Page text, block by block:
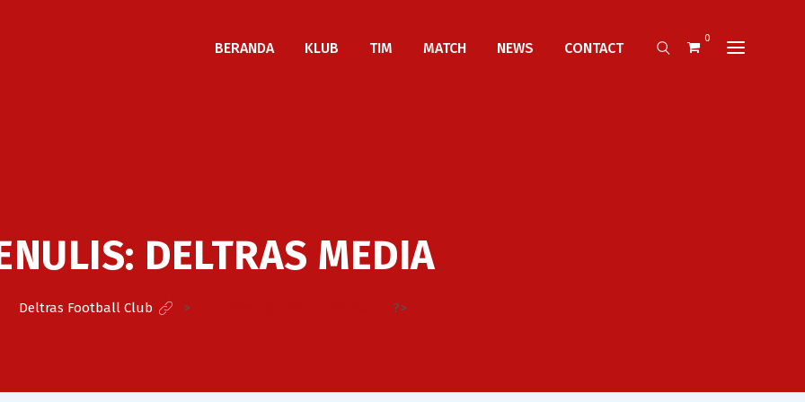
0
BERANDA KLUB TIM MATCH NEWS CONTACT
DELTRAS MEDIA
Deltras Football Club > ?>